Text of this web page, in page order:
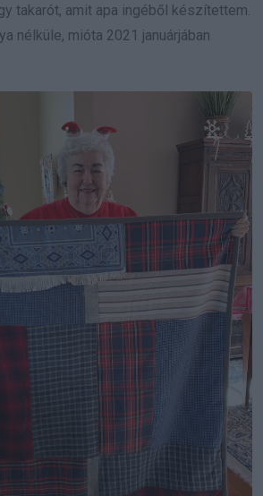
takarót, amit apa ingéből készítettem.
nélküle, mióta 2021 januárjában